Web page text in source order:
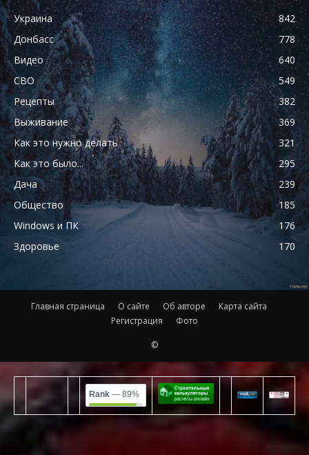
Украина
842
Донбасс
778
Видео
640
СВО
549
Рецепты
382
Выживание
369
Как это нужно делать
321
Как это было...
295
Дача
239
Общество
185
Windows и ПК
176
Здоровье
170
Главная страница О сайте Об авторе
Карта сайта
Регистрация
Фото
©
Rank — 89%